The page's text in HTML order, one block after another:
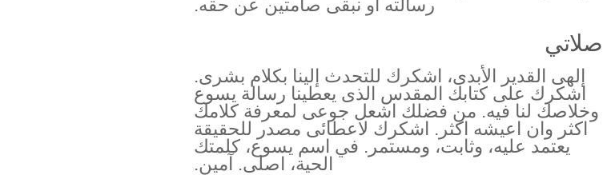
رسالته او نبقى صامتين عن حقه.
صلاتي
إلهى القدير الأبدى، اشكرك للتحدث إلينا بكلام بشرى.
اشكرك على كتابك المقدس الذى يعطينا رسالة يسوع
وخلاصك لنا فيه. من فضلك اشعل جوعى لمعرفة كلامك
اكثر وان اعيشه اكثر. اشكرك لاعطائى مصدر للحقيقة
يعتمد عليه، وثابت، ومستمر. في اسم يسوع، كلمتك
الحية، اصلى. آمين.